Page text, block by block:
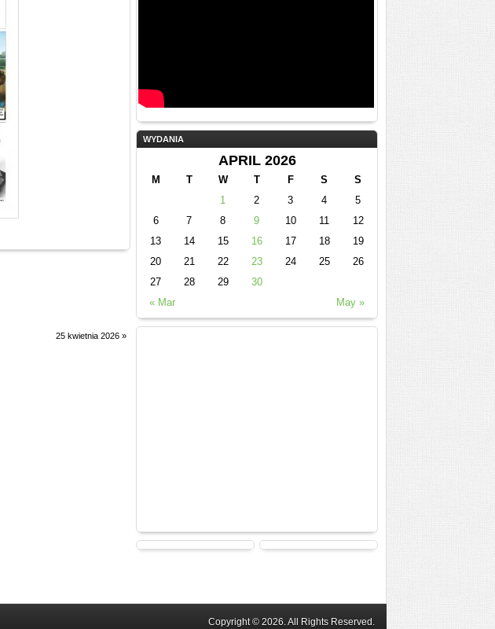
25 kwietnia 2026»
WYDANIA
APRIL 2026
M T W T F S S
« Mar May »
1 2 3 4
5
6
7 8 9 10 11
12
13
14 15 16 17 18
19
20
21 22 23 24 25
26
27
28 29 30
Copyright © 2026. All Rights Reserved.